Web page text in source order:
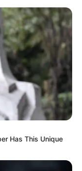
Has This Unique